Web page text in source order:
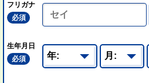
フリガナ
必須
生年月日
必須